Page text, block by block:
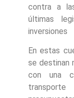
contra a
últimas
inversiones
En estas
se destinan
con una